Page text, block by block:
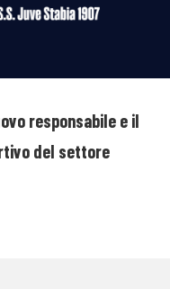
responsabile e il
del settore